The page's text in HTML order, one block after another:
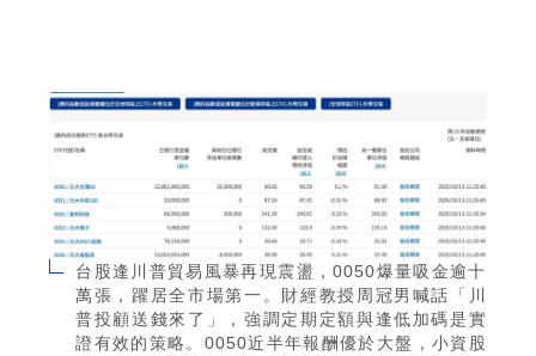
台股逢川普貿易風暴再現震盪，0050爆量吸金逾十
萬張，躍居全市場第一。財經教授周冠男喊話「川
普投顧送錢來了」，強調定期定額與逢低加碼是實
證有效的策略。0050近半年報酬優於大盤，小資股